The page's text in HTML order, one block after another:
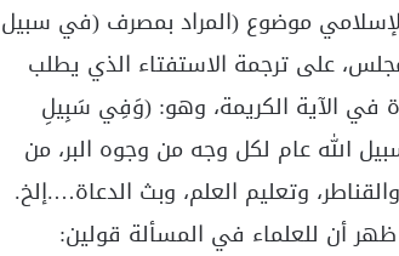
موضوع (المراد بمصرف (في سبيل
على ترجمة الاستفتاء الذي يطلب
في الآية الكريمة، وهو: (وَفِي سَبِيلِ
الله عام لكل وجه من وجوه البر، من
وتعليم العلم، وبث الدعاة….إلخ.
أن للعلماء في المسألة قولين: